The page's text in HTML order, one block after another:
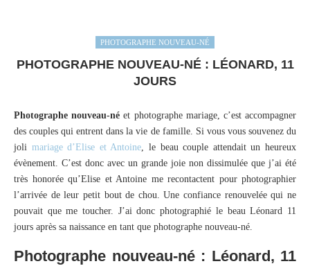
PHOTOGRAPHE NOUVEAU-NÉ
PHOTOGRAPHE NOUVEAU-NÉ : LÉONARD, 11
JOURS
Photographe nouveau-né et photographe mariage, c’est accompagner
des couples qui entrent dans la vie de famille. Si vous vous souvenez du
joli mariage d’Elise et Antoine, le beau couple attendait un heureux
évènement. C’est donc avec un grande joie non dissimulée que j’ai été
très honorée qu’Elise et Antoine me recontactent pour photographier
l’arrivée de leur petit bout de chou. Une confiance renouvelée qui ne
pouvait que me toucher. J’ai donc photographié le beau Léonard 11
jours après sa naissance en tant que photographe nouveau-né.
Photographe nouveau-né : Léonard, 11